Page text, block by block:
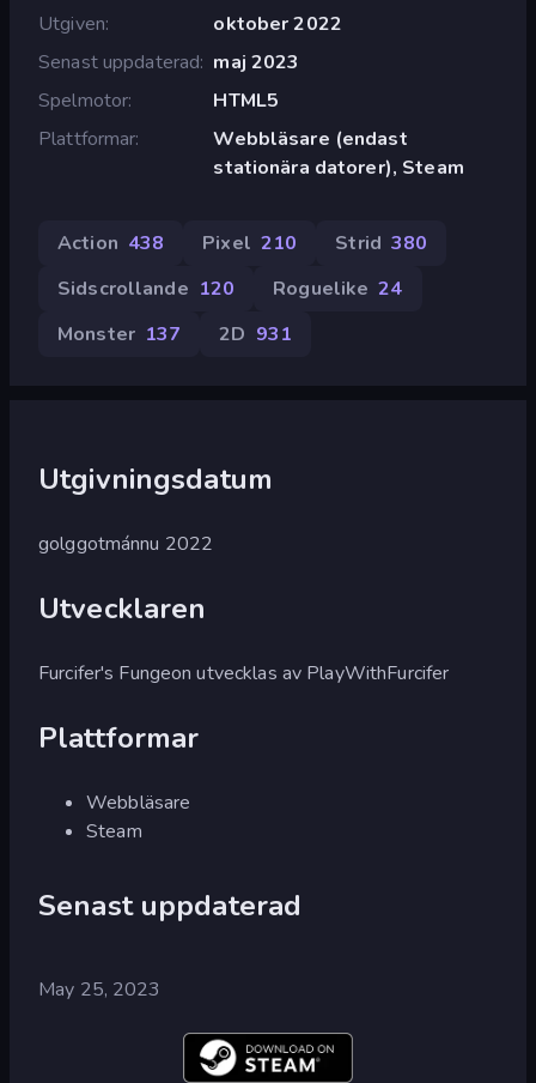
Utgiven
oktober 2022
Senast uppdaterad maj 2023
Spelmotor
HTML5
Plattformar
Webbläsare (endast
stationära datorer), Steam
Action 438 Pixel 210 Strid 380
Sidscrollande 120 Roguelike 24
Monster 137 2D 931
Utgivningsdatum
golggotmánnu 2022
Utvecklaren
Furcifer's Fungeon utvecklas av PlayWithFurcifer
Plattformar
Webbläsare
Steam
Senast uppdaterad
May 25, 2023